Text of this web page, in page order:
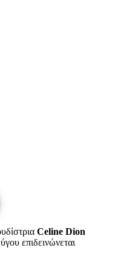
Celine Dion
επιδεινώνεται